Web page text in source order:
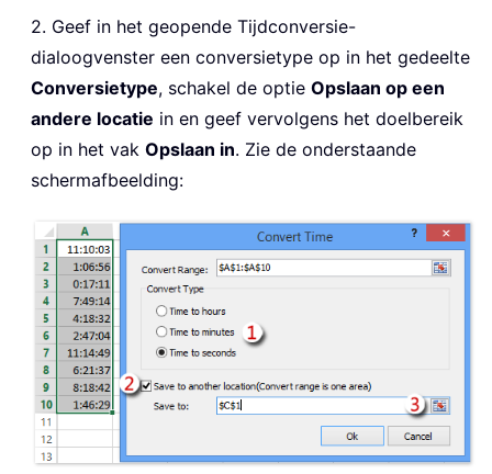
2. Geef in het geopende Tijdconversie-
dialoogvenster een conversietype op in het gedeelte
Conversietype, schakel de optie Opslaan op een
andere locatie in en geef vervolgens het doelbereik
op in het vak Opslaan in. Zie de onderstaande
schermafbeelding: